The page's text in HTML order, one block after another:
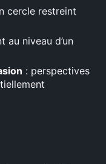
cercle restreint
au niveau d’un
: perspectives